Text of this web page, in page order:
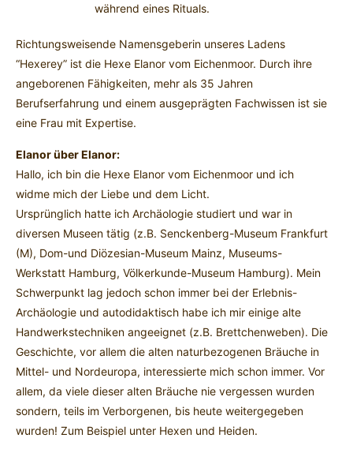
Richtungsweisende Namensgeberin unseres Ladens
“Hexerey” ist die Hexe Elanor vom Eichenmoor. Durch ihre
angeborenen Fähigkeiten, mehr als 35 Jahren
Berufserfahrung und einem ausgeprägten Fachwissen ist sie
eine Frau mit Expertise.
Elanor über Elanor:
Hallo, ich bin die Hexe Elanor vom Eichenmoor und ich
widme mich der Liebe und dem Licht.
Ursprünglich hatte ich Archäologie studiert und war in
diversen Museen tätig (z.B. Senckenberg-Museum Frankfurt
(M), Dom-und Diözesian-Museum Mainz, Museums-
Werkstatt Hamburg, Völkerkunde-Museum Hamburg). Mein
Schwerpunkt lag jedoch schon immer bei der Erlebnis-
Archäologie und autodidaktisch habe ich mir einige alte
Handwerkstechniken angeeignet (z.B. Brettchenweben). Die
Geschichte, vor allem die alten naturbezogenen Bräuche in
Mittel- und Nordeuropa, interessierte mich schon immer. Vor
allem, da viele dieser alten Bräuche nie vergessen wurden
sondern, teils im Verborgenen, bis heute weitergegeben
wurden! Zum Beispiel unter Hexen und Heiden.